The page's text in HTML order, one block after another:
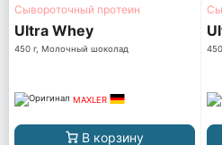
Сывороточный протеин
Ultra Whey
450 г, Молочный шоколад
MAXLER
В корзину